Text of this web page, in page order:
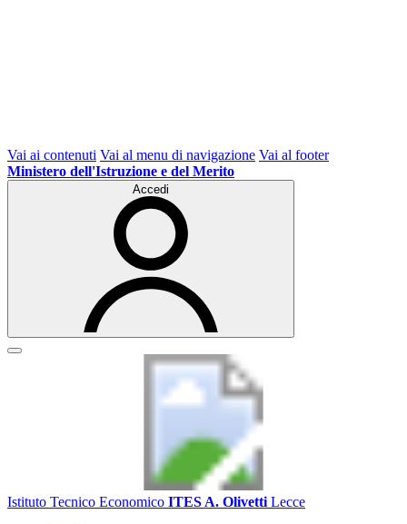
Vai ai contenuti Vai al menu di navigazione Vai al footer
Ministero dell'Istruzione e del Merito
Accedi
Istituto Tecnico Economico ITES A. Olivetti Lecce